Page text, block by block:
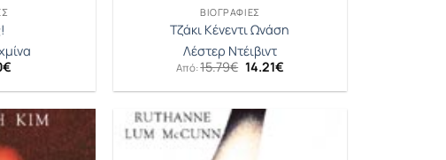
€
ΒΙΟΓΡΑΦΊΕΣ
Τζάκι Κένεντι Ωνάση
Λέστερ Ντέιβιντ
Από:15.79€ Original
was:
14.21€Η
τιμή